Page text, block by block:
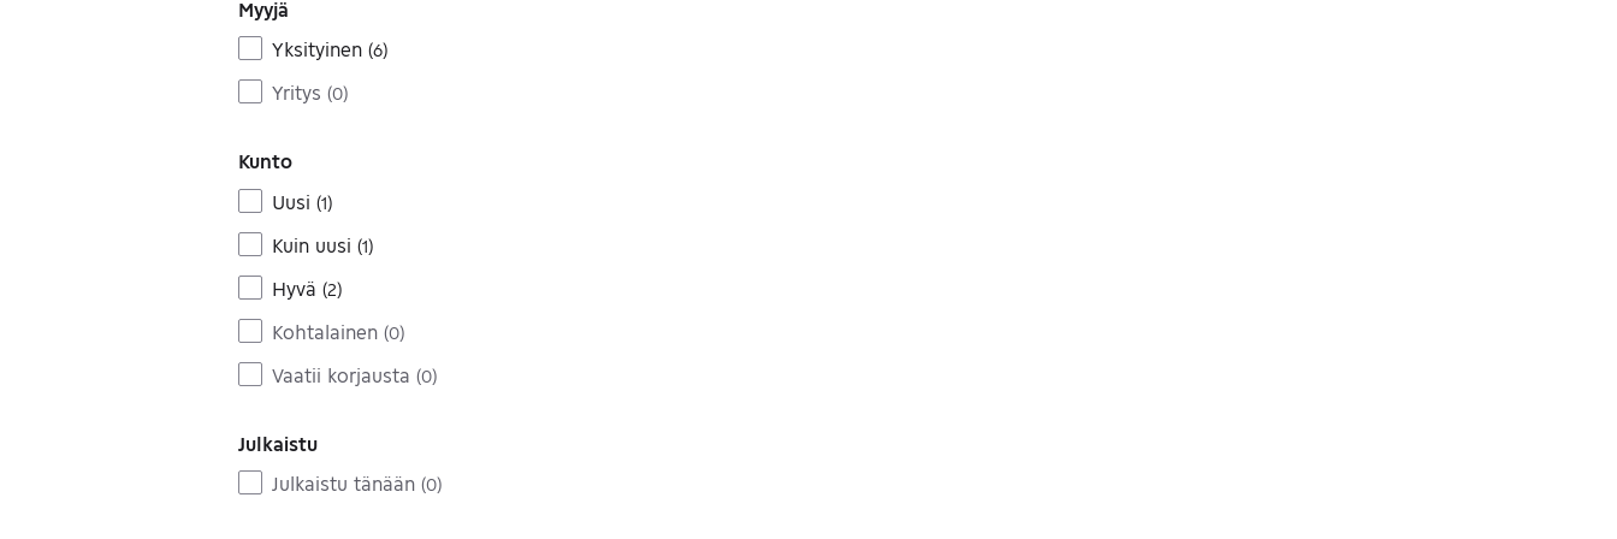
Myyjä
Yksityinen (6)
Yritys (0)
Kunto
Uusi (1)
Kuin uusi (1)
Hyvä (2)
Kohtalainen (0)
Vaatii korjausta (0)
Julkaistu
Julkaistu tänään (0)